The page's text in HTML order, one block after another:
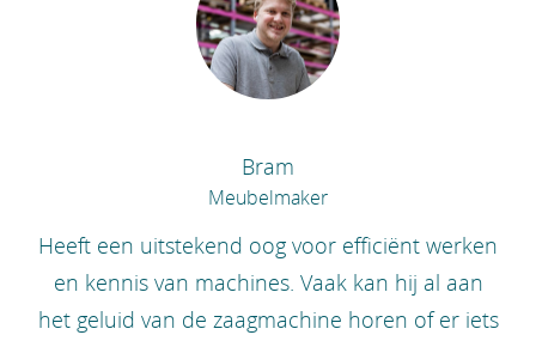
Bram
Meubelmaker
Heeft een uitstekend oog voor efficiënt werken
en kennis van machines. Vaak kan hij al aan
het geluid van de zaagmachine horen of er iets